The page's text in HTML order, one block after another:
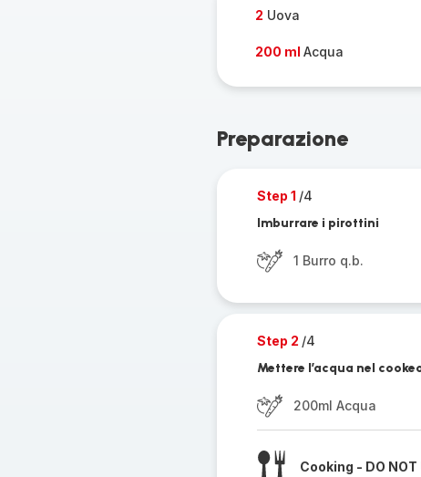
2 Uova
200 ml Acqua
Preparazione
Step 1 /4
Imburrare i pirottini
1 Burro q.b.
Step 2 /4
Mettere l’acqua nel
200ml Acqua
Cooking - DO NOT